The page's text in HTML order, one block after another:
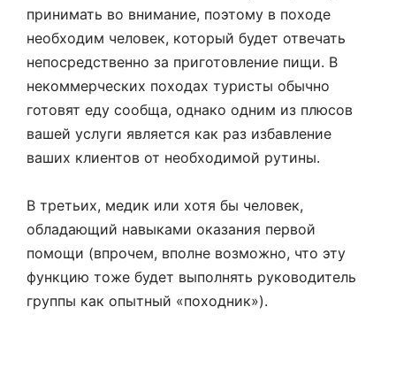
принимать во внимание, поэтому в походе
необходим человек, который будет отвечать
непосредственно за приготовление пищи. В
некоммерческих походах туристы обычно
готовят еду сообща, однако одним из плюсов
вашей услуги является как раз избавление
ваших клиентов от необходимой рутины.
В третьих, медик или хотя бы человек,
обладающий навыками оказания первой
помощи (впрочем, вполне возможно, что эту
функцию тоже будет выполнять руководитель
группы как опытный «походник»).